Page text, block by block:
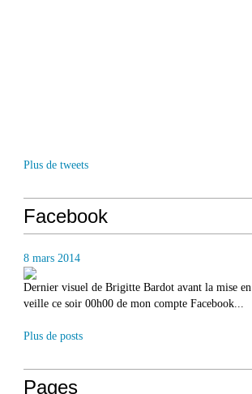
Plus de tweets
Facebook
8 mars 2014
Dernier visuel de Brigitte Bardot avant la mise en
veille ce soir 00h00 de mon compte Facebook...
Plus de posts
Pages